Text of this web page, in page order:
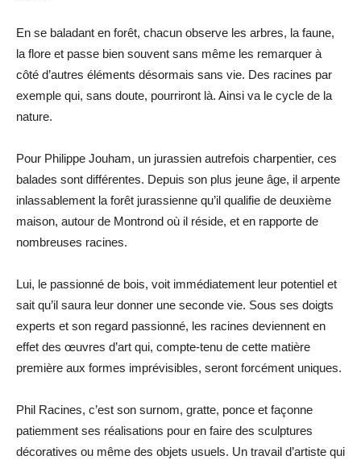
En se baladant en forêt, chacun observe les arbres, la faune,
la flore et passe bien souvent sans même les remarquer à
côté d’autres éléments désormais sans vie. Des racines par
exemple qui, sans doute, pourriront là. Ainsi va le cycle de la
nature.
Pour Philippe Jouham, un jurassien autrefois charpentier, ces
balades sont différentes. Depuis son plus jeune âge, il arpente
inlassablement la forêt jurassienne qu’il qualifie de deuxième
maison, autour de Montrond où il réside, et en rapporte de
nombreuses racines.
Lui, le passionné de bois, voit immédiatement leur potentiel et
sait qu’il saura leur donner une seconde vie. Sous ses doigts
experts et son regard passionné, les racines deviennent en
effet des œuvres d’art qui, compte-tenu de cette matière
première aux formes imprévisibles, seront forcément uniques.
Phil Racines, c’est son surnom, gratte, ponce et façonne
patiemment ses réalisations pour en faire des sculptures
décoratives ou même des objets usuels. Un travail d’artiste qui